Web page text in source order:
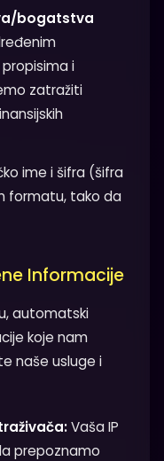
bogatstva
propisima i
zatražiti
ime i šifra (šifra
formatu, tako da
Informacije
automatski
koje nam
naše usluge i
Vaša IP
prepoznamo